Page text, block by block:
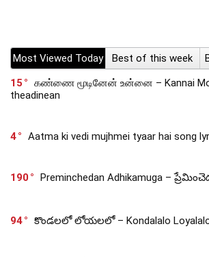
Most Viewed Today Best of this week
15
கண்ணை மூடினேன் உன்னை – Kannai
theadinean
4 Aatma ki vedi mujhmei tyaar hai song
190 Preminchedan Adhikamuga –
94 కొండలలో లోయలలో – Kondalalo Loyalalo